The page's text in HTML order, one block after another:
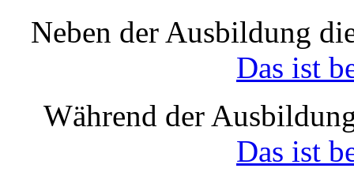
Neben der Ausbildung
Das ist
Während der
Das ist